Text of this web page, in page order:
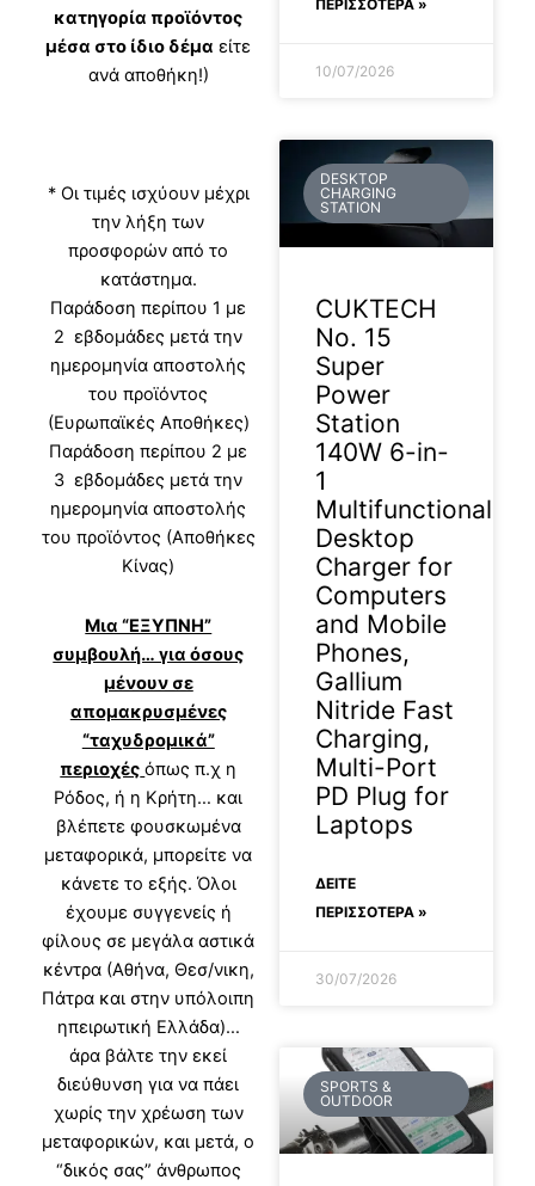
κατηγορία προϊόντος
μέσα στο ίδιο δέμα είτε
ανά αποθήκη!)
* Οι τιμές ισχύουν μέχρι
την λήξη των
προσφορών από το
κατάστημα.
Παράδοση περίπου 1 με
2 εβδομάδες μετά την
ημερομηνία αποστολής
του προϊόντος
(Ευρωπαϊκές Αποθήκες)
Παράδοση περίπου 2 με
3 εβδομάδες μετά την
ημερομηνία αποστολής
του προϊόντος (Αποθήκες
Κίνας)
Μια “ΕΞΥΠΝΗ”
συμβουλή… για όσους
μένουν σε
απομακρυσμένες
“ταχυδρομικά”
περιοχές όπως π.χ η
Ρόδος, ή η Κρήτη… και
βλέπετε φουσκωμένα
μεταφορικά, μπορείτε να
κάνετε το εξής. Όλοι
έχουμε συγγενείς ή
φίλους σε μεγάλα αστικά
κέντρα (Αθήνα, Θεσ/νικη,
Πάτρα και στην υπόλοιπη
ηπειρωτική Ελλάδα)…
άρα βάλτε την εκεί
διεύθυνση για να πάει
χωρίς την χρέωση των
μεταφορικών, και μετά, ο
“δικός σας” άνθρωπος
ΠΕΡΙΣΣΟΤΕΡΑ »
10/07/2026
DESKTOP
CHARGING
STATION
CUKTECH
No. 15
Super
Power
Station
140W 6-in-
1
Multifunctional
Desktop
Charger for
Computers
and Mobile
Phones,
Gallium
Nitride Fast
Charging,
Multi-Port
PD Plug for
Laptops
ΔΕΊΤΕ
ΠΕΡΙΣΣΟΤΕΡΑ »
30/07/2026
SPORTS &
OUTDOOR